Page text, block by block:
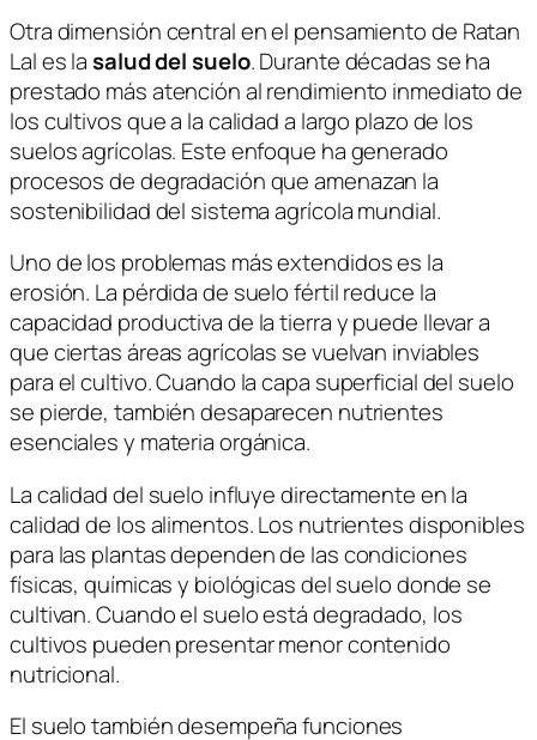
Otra dimensión central en el pensamiento de Ratan
Lales lasalud del suelo. Durante décadas se ha
prestado más atención al rendimiento inmediato de
los cultivos que a la calidad a largo plazo de los
suelos agrícolas. Este enfoque ha generado
procesos de degradación que amenazan la
sostenibilidad del sistema agrícola mundial.
Uno de los problemas más extendidos es la
erosión. La pérdida de suelo fértil reduce la
capacidad productiva de la tierra y puede llevar a
que ciertas áreas agrícolas se vuelvan inviables
para el cultivo. Cuando la capa superficial del suelo
se pierde, también desaparecen nutrientes
esenciales y materia orgánica.
La calidad del suelo influye directamente en la
calidad de los alimentos. Los nutrientes disponibles
para las plantas dependen de las condiciones
físicas, químicas y biológicas del suelo donde se
cultivan. Cuando el suelo está degradado, los
cultivos pueden presentar menor contenido
nutricional.
El suelo también desempeña funciones